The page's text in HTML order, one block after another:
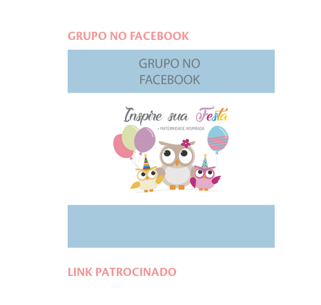
GRUPO NO FACEBOOK
LINK PATROCINADO